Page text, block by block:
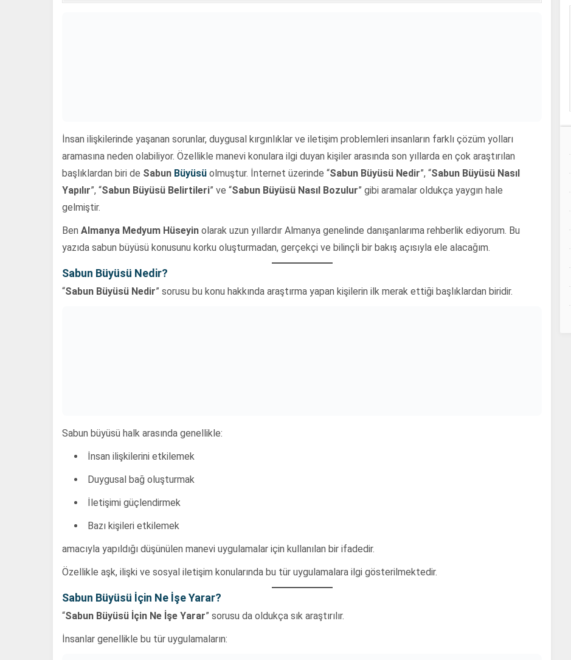
İnsan ilişkilerinde yaşanan sorunlar, duygusal kırgınlıklar ve iletişim problemleri insanların farklı çözüm yolları
aramasına neden olabiliyor. Özellikle manevi konulara ilgi duyan kişiler arasında son yıllarda en çok araştırılan
başlıklardan biri de Sabun Büyüsü olmuştur. İnternet üzerinde “Sabun Büyüsü Nedir”, “Sabun Büyüsü Nasıl
Yapılır”, “Sabun Büyüsü Belirtileri” ve “Sabun Büyüsü Nasıl Bozulur” gibi aramalar oldukça yaygın hale
gelmiştir.
Ben Almanya Medyum Hüseyin olarak uzun yıllardır Almanya genelinde danışanlarıma rehberlik ediyorum. Bu
yazıda sabun büyüsü konusunu korku oluşturmadan, gerçekçi ve bilinçli bir bakış açısıyla ele alacağım.
Sabun Büyüsü Nedir?
“Sabun Büyüsü Nedir” sorusu bu konu hakkında araştırma yapan kişilerin ilk merak ettiği başlıklardan biridir.
Sabun büyüsü halk arasında genellikle:
İnsan ilişkilerini etkilemek
Duygusal bağ oluşturmak
İletişimi güçlendirmek
Bazı kişileri etkilemek
amacıyla yapıldığı düşünülen manevi uygulamalar için kullanılan bir ifadedir.
Özellikle aşk, ilişki ve sosyal iletişim konularında bu tür uygulamalara ilgi gösterilmektedir.
Sabun Büyüsü İçin Ne İşe Yarar?
“Sabun Büyüsü İçin Ne İşe Yarar” sorusu da oldukça sık araştırılır.
İnsanlar genellikle bu tür uygulamaların: